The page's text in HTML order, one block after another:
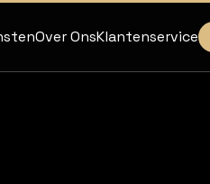
Over OnsKlantenservice